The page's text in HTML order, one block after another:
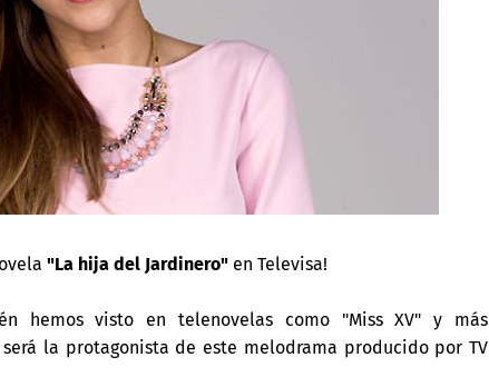
"La hija del Jardinero" en Televisa!
hemos visto en telenovelas como "Miss XV" y más
la protagonista de este melodrama producido por TV